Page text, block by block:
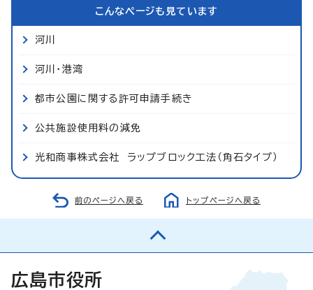
こんなページも見ています
河川
河川・港湾
都市公園に関する許可申請手続き
公共施設使用料の減免
光和商事株式会社 ラップブロック工法（角石タイプ）
前のページへ戻る トップページへ戻る
広島市役所